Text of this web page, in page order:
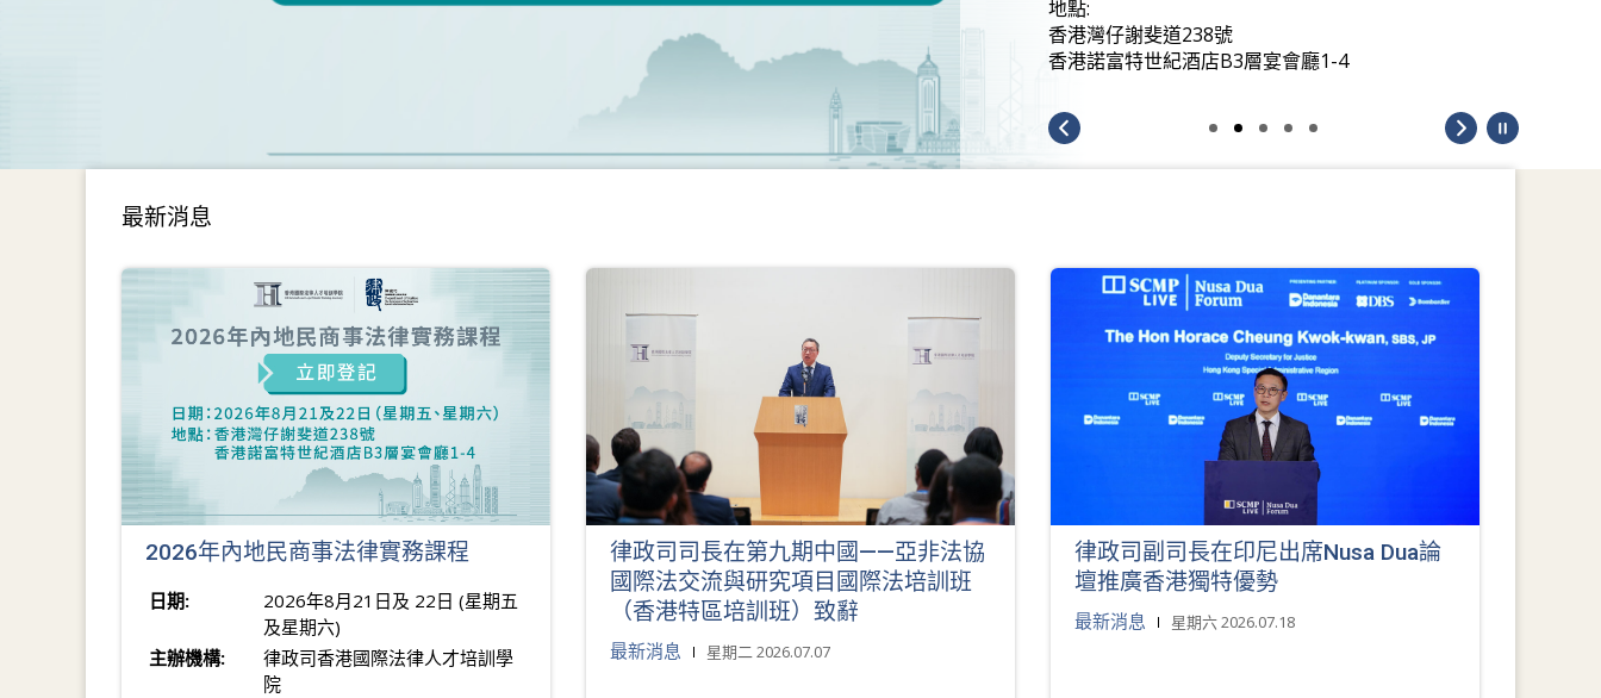
地點:
香港灣仔謝斐道238號
香港諾富特世紀酒店B3層宴會廳1-4
最新消息
2026年內地民商事法律實務課程
日期:
2026年8月21日及 22日 (星期五
及星期六)
主辦機構:
律政司香港國際法律人才培訓學
院
律政司司長在第九期中國——亞非法協
國際法交流與研究項目國際法培訓班
（香港特區培訓班）致辭
最新消息 星期二 2026.07.07
律政司副司長在印尼出席Nusa Dua論
壇推廣香港獨特優勢
最新消息 星期六 2026.07.18